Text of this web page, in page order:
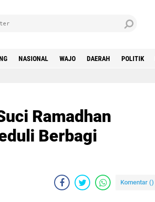
NASIONAL WAJO DAERAH POLITIK
Ramadhan
Berbagi
Komentar ()